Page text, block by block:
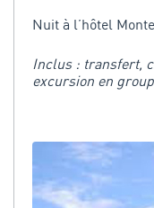
Nuit à l’hôtel
Inclus : transfert,
excursion en